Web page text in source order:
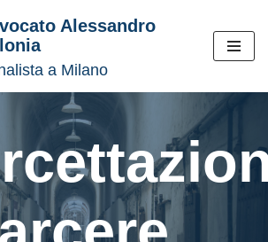
Alessandro
a Milano